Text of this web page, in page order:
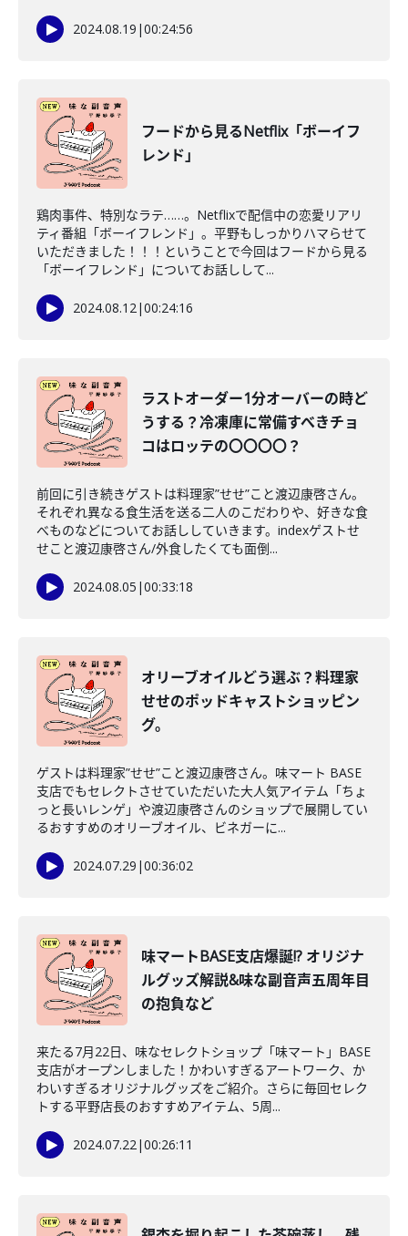
2024.08.19 |00:24:56
フードから見るNetflix「ボーイフ
レンド」
鶏肉事件、特別なラテ……。Netflixで配信中の恋愛リアリ
ティ番組「ボーイフレンド」。平野もしっかりハマらせて
いただきました！！！ということで今回はフードから見る
「ボーイフレンド」についてお話しして...
2024.08.12|00:24:16
ラストオーダー1分オーバーの時ど
うする？冷凍庫に常備すべきチョ
コはロッテの〇〇〇〇？
前回に引き続きゲストは料理家”せせ”こと渡辺康啓さん。
それぞれ異なる食生活を送る二人のこだわりや、好きな食
べものなどについてお話ししていきます。indexゲストせ
せこと渡辺康啓さん/外食したくても面倒...
2024.08.05 |00:33:18
オリーブオイルどう選ぶ？料理家
せせのポッドキャストショッピン
グ。
ゲストは料理家”せせ”こと渡辺康啓さん。味マート BASE
支店でもセレクトさせていただいた大人気アイテム「ちょ
っと長いレンゲ」や渡辺康啓さんのショップで展開してい
るおすすめのオリーブオイル、ビネガーに...
2024.07.29 |00:36:02
味マートBASE支店爆誕!? オリジナ
ルグッズ解説&味な副音声五周年目
の抱負など
来たる7月22日、味なセレクトショップ「味マート」BASE
支店がオープンしました！かわいすぎるアートワーク、か
わいすぎるオリジナルグッズをご紹介。さらに毎回セレク
トする平野店長のおすすめアイテム、5周...
2024.07.22|00:26:11